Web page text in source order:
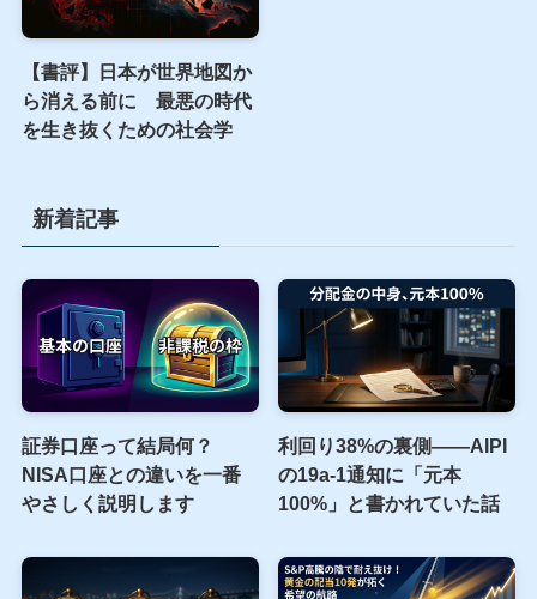
オルカン、S&P500以外に
新NISAで積立てるべき投
資信託の選び方 後悔しな
いための3つのポイント
【書評】日本が世界地図か
ら消える前に 最悪の時代
を生き抜くための社会学
新着記事